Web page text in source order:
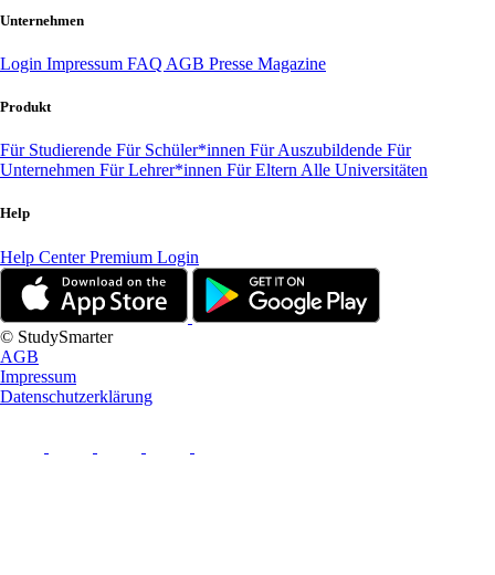
Unternehmen
Login Impressum FAQ AGB Presse Magazine
Produkt
Für Studierende Für Schüler*innen Für Auszubildende Für
Unternehmen Für Lehrer*innen Für Eltern Alle Universitäten
Help
Help CenterPremium Login
© StudySmarter
AGB
Impressum
Datenschutzerklärung